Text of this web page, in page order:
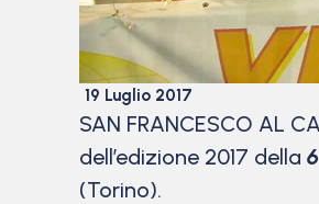
19 Luglio 2017
SAN FRANCESCO AL
dell’edizione 2017 della
(Torino).